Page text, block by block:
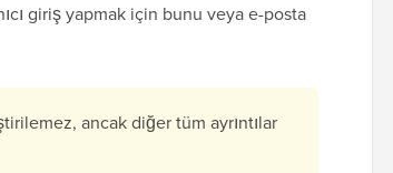
giriş yapmak için bunu veya e-posta
ancak diğer tüm ayrıntılar